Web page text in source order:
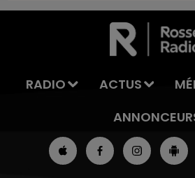
LA TEAM DE L'ÉTÉ
RADIO ACTUS